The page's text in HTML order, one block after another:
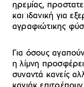
ηρεμίας,
και ιδανική για
αγραφιώτικης
Για όσους
η λίμνη
συναντά κανείς